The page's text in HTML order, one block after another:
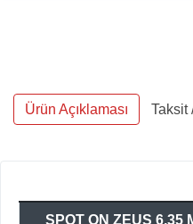
Ürün Açıklaması Taksit
SPOT ON ZEUS 6,35